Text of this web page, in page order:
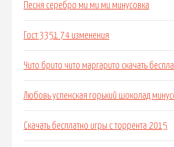
Песня серебро ми ми ми минусовка
Гост 3351 74 изменения
Чито брито чито маргарито скачать
Любовь успенская горький шоколад
Скачать бесплатно игры с торрента 2015